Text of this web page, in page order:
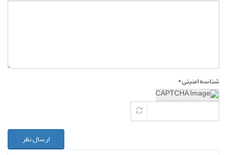
شناسه امنیتی *
ارسال نظر